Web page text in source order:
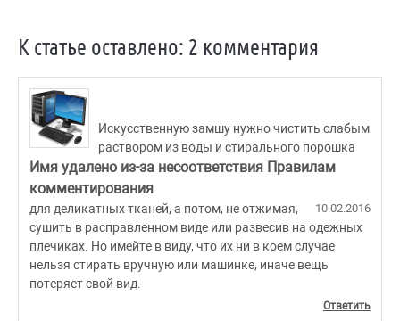
К статье оставлено: 2 комментария
Имя удалено из-за несоответствия Правилам
комментирования
10.02.2016
Искусственную замшу нужно чистить слабым
раствором из воды и стирального порошка
для деликатных тканей, а потом, не отжимая,
сушить в расправленном виде или развесив на одежных
плечиках. Но имейте в виду, что их ни в коем случае
нельзя стирать вручную или машинке, иначе вещь
потеряет свой вид.
Ответить